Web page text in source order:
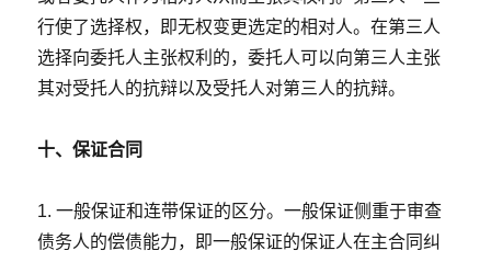
行使了选择权，即无权变更选定的相对人。在第三人
选择向委托人主张权利的，委托人可以向第三人主张
其对受托人的抗辩以及受托人对第三人的抗辩。
十、保证合同
1. 一般保证和连带保证的区分。一般保证侧重于审查
债务人的偿债能力，即一般保证的保证人在主合同纠